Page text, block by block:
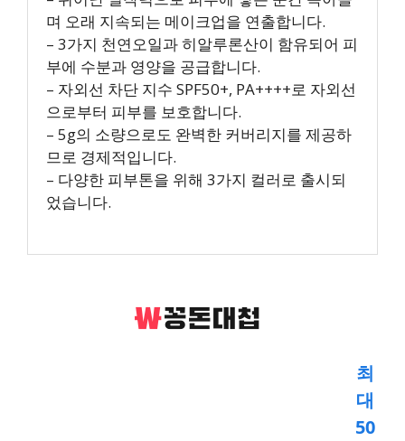
며 오래 지속되는 메이크업을 연출합니다.
– 3가지 천연오일과 히알루론산이 함유되어 피
부에 수분과 영양을 공급합니다.
– 자외선 차단 지수 SPF50+, PA++++로 자외선
으로부터 피부를 보호합니다.
– 5g의 소량으로도 완벽한 커버리지를 제공하
므로 경제적입니다.
– 다양한 피부톤을 위해 3가지 컬러로 출시되
었습니다.
최
대
50